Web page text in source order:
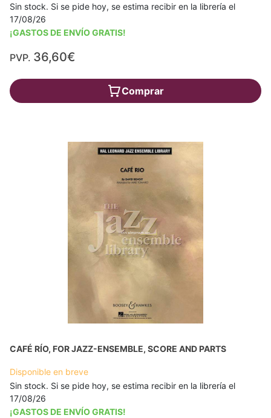
Sin stock. Si se pide hoy, se estima recibir en la librería el
17/08/26
¡GASTOS DE ENVÍO GRATIS!
PVP. 36,60€
Comprar
CAFÉ RÍO, FOR JAZZ-ENSEMBLE, SCORE AND PARTS
Disponible en breve
Sin stock. Si se pide hoy, se estima recibir en la librería el
17/08/26
¡GASTOS DE ENVÍO GRATIS!